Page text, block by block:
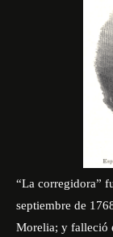
“La corregidora”
septiembre de
Morelia; y falleció